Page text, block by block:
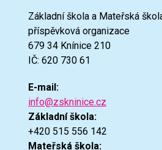
Základní škola a Mateřská
příspěvková organizace
679 34 Knínice 210
IČ: 620 730 61
E-mail:
info@zskninice.cz
Základní škola:
+420 515 556 142
Mateřská škola: